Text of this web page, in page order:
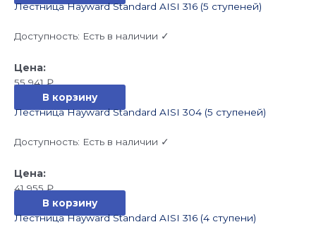
Лестница Hayward Standard AISI 316 (5 ступеней)
Доступность: Есть в наличии ✓
55 941₽
В корзину
Лестница Hayward Standard AISI 304 (5 ступеней)
Доступность: Есть в наличии ✓
41 955₽
В корзину
Лестница Hayward Standard AISI 316 (4 ступени)